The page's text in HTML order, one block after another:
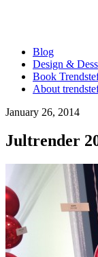
Blog
Design &
Book
About
January 26, 2014
Jultrender